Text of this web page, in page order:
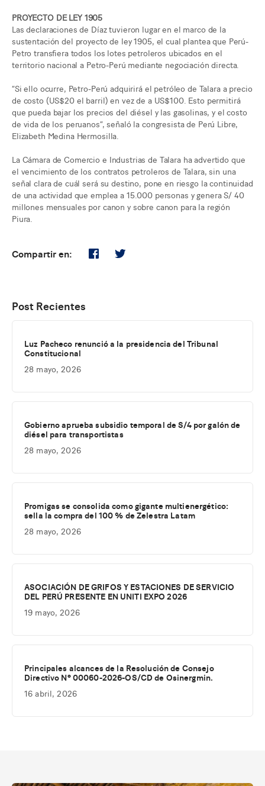
PROYECTO DE LEY 1905
Las declaraciones de Díaz tuvieron lugar en el marco de la
sustentación del proyecto de ley 1905, el cual plantea que Perú-
Petro transfiera todos los lotes petroleros ubicados en el
territorio nacional a Petro-Perú mediante negociación directa.
“Si ello ocurre, Petro-Perú adquirirá el petróleo de Talara a precio
de costo (US$20 el barril) en vez de a US$100. Esto permitirá
que pueda bajar los precios del diésel y las gasolinas, y el costo
de vida de los peruanos”, señaló la congresista de Perú Libre,
Elizabeth Medina Hermosilla.
La Cámara de Comercio e Industrias de Talara ha advertido que
el vencimiento de los contratos petroleros de Talara, sin una
señal clara de cuál será su destino, pone en riesgo la continuidad
de una actividad que emplea a 15.000 personas y genera S/ 40
millones mensuales por canon y sobre canon para la región
Piura.
Compartir en:
Post Recientes
Luz Pacheco renunció a la presidencia del Tribunal
Constitucional
28 mayo, 2026
Gobierno aprueba subsidio temporal de S/4 por galón de
diésel para transportistas
28 mayo, 2026
Promigas se consolida como gigante multienergético:
sella la compra del 100 % de Zelestra Latam
28 mayo, 2026
ASOCIACIÓN DE GRIFOS Y ESTACIONES DE SERVICIO
DEL PERÚ PRESENTE EN UNITI EXPO 2026
19 mayo, 2026
Principales alcances de la Resolución de Consejo
Directivo Nº 00060-2026-OS/CD de Osinergmin.
16 abril, 2026